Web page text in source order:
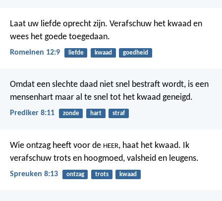
Laat uw liefde oprecht zijn. Verafschuw het kwaad en
wees het goede toegedaan.
Romeinen 12:9 liefde kwaad goedheid
Omdat een slechte daad niet snel bestraft wordt, is een
mensenhart maar al te snel tot het kwaad geneigd.
Prediker 8:11 zonde hart straf
Wie ontzag heeft voor de HEER, haat het kwaad. Ik
verafschuw trots en hoogmoed, valsheid en leugens.
Spreuken 8:13 ontzag trots kwaad